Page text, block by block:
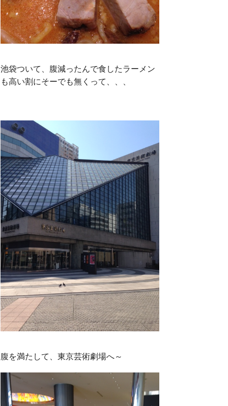
池袋ついて、腹減ったんで食したラーメン
も高い割にそーでも無くって、、、
腹を満たして、東京芸術劇場へ～